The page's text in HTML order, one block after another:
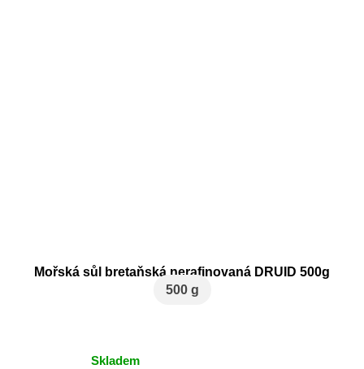
Mořská sůl bretaňská nerafinovaná DRUID 500g
500 g
Skladem